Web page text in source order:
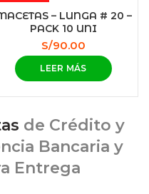
– LUNGA # 20 –
PACK 10 UNI
S/90.00
LEER MÁS
de Crédito y
Bancaria y
Entrega